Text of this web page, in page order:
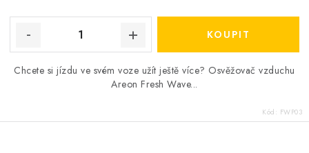
Chcete si jízdu ve svém voze užít ještě více? Osvěžovač vzduchu
Areon Fresh Wave...
Kód: FWP03